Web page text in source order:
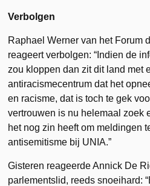
Verbolgen
Raphael Werner van het Forum
reageert verbolgen: “Indien de
zou kloppen dan zit dit land met
antiracismecentrum dat het
en racisme, dat is toch te gek
vertrouwen is nu helemaal zoek
het nog zin heeft om meldingen
antisemitisme bij UNIA.”
Gisteren reageerde Annick De
parlementslid, reeds snoeihard: